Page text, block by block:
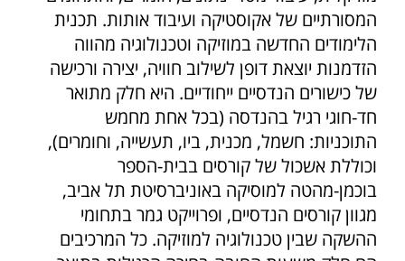
המסורתיים של אקוסטיקה ועיבוד אותות. תכנית
הלימודים החדשה במוזיקה וטכנולוגיה מהווה
הזדמנות יוצאת דופן לשילוב חוויה, יצירה ורכישה
של כישורים הנדסיים ייחודיים. היא חלק מתואר
חד-חוגי רגיל בהנדסה (בכל אחת מחמש
התוכניות: חשמל, מכנית, ביו, תעשייה, וחומרים),
וכוללת אשכול של קורסים בבית-הספר
בוכמן-מהטה למוסיקה באוניברסיטת תל אביב,
מגוון קורסים הנדסיים, ופרוייקט גמר בתחומי
ההשקה שבין טכנולוגיה למוזיקה. כל המרכיבים